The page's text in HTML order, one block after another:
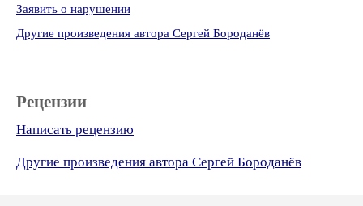
Заявить о нарушении
Другие произведения автора Сергей Бороданёв
Рецензии
Написать рецензию
Другие произведения автора Сергей Бороданёв